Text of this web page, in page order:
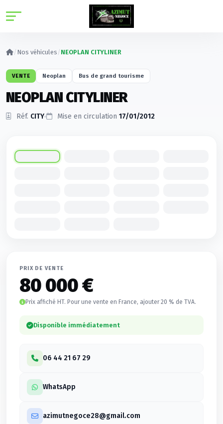
/ Nos véhicules / NEOPLAN CITYLINER
VENTE Neoplan Bus de grand tourisme
NEOPLAN CITYLINER
Réf. CITY Mise en circulation 17/01/2012
PRIX DE VENTE
80 000 €
Prix affiché HT. Pour une vente en France, ajouter 20 % de TVA.
Disponible immédiatement
06 44 21 67 29
WhatsApp
azimutnegoce28@gmail.com
Panneau de gestion des cookies